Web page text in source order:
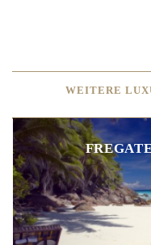
WEITERE